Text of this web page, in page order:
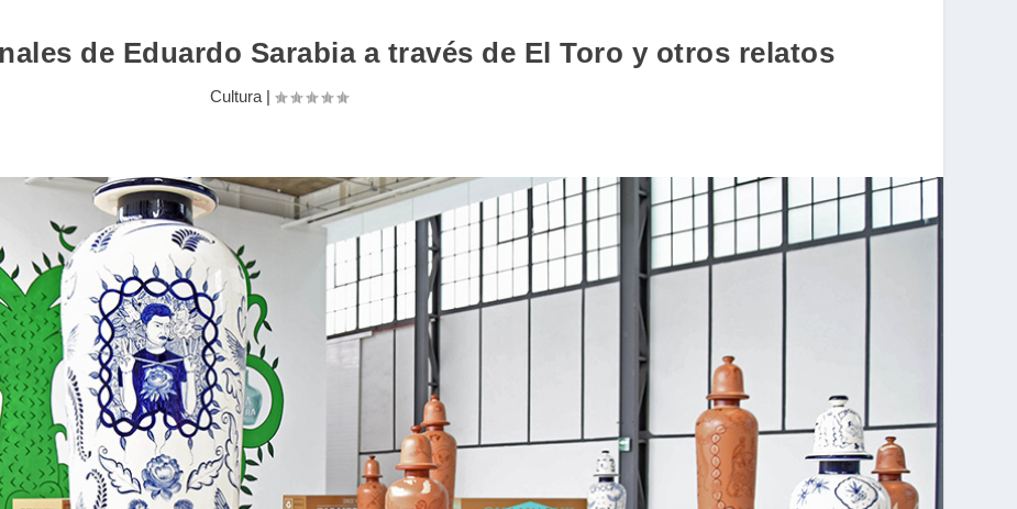
de Eduardo Sarabia a través de El Toro y otros relatos
Cultura|